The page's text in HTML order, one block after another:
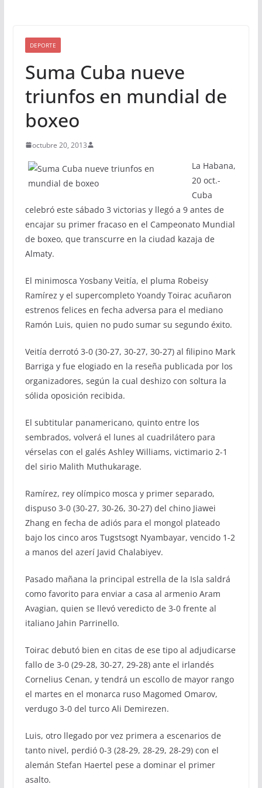
DEPORTE
Suma Cuba nueve
triunfos en mundial de
boxeo
octubre 20, 2013
La Habana,
20 oct.-
Cuba
celebró este sábado 3 victorias y llegó a 9 antes de
encajar su primer fracaso en el Campeonato Mundial
de boxeo, que transcurre en la ciudad kazaja de
Almaty.
El minimosca Yosbany Veitía, el pluma Robeisy
Ramírez y el supercompleto Yoandy Toirac acuñaron
estrenos felices en fecha adversa para el mediano
Ramón Luis, quien no pudo sumar su segundo éxito.
Veitía derrotó 3-0 (30-27, 30-27, 30-27) al filipino Mark
Barriga y fue elogiado en la reseña publicada por los
organizadores, según la cual deshizo con soltura la
sólida oposición recibida.
El subtitular panamericano, quinto entre los
sembrados, volverá el lunes al cuadrilátero para
vérselas con el galés Ashley Williams, victimario 2-1
del sirio Malith Muthukarage.
Ramírez, rey olímpico mosca y primer separado,
dispuso 3-0 (30-27, 30-26, 30-27) del chino Jiawei
Zhang en fecha de adiós para el mongol plateado
bajo los cinco aros Tugstsogt Nyambayar, vencido 1-2
a manos del azerí Javid Chalabiyev.
Pasado mañana la principal estrella de la Isla saldrá
como favorito para enviar a casa al armenio Aram
Avagian, quien se llevó veredicto de 3-0 frente al
italiano Jahin Parrinello.
Toirac debutó bien en citas de ese tipo al adjudicarse
fallo de 3-0 (29-28, 30-27, 29-28) ante el irlandés
Cornelius Cenan, y tendrá un escollo de mayor rango
el martes en el monarca ruso Magomed Omarov,
verdugo 3-0 del turco Ali Demirezen.
Luis, otro llegado por vez primera a escenarios de
tanto nivel, perdió 0-3 (28-29, 28-29, 28-29) con el
alemán Stefan Haertel pese a dominar el primer
asalto.